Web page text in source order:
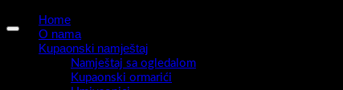
Home
O nama
Kupaonski namještaj
Namještaj sa ogledalom
Kupaonski ormarići